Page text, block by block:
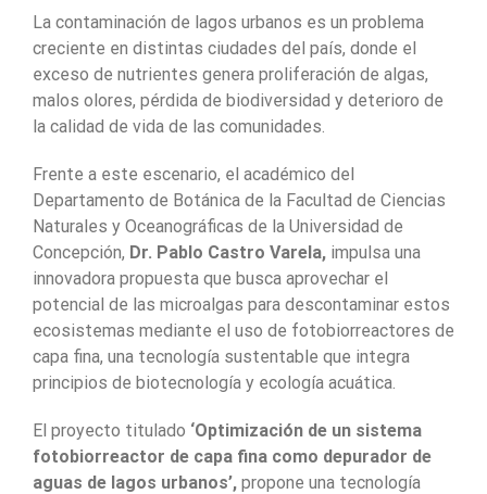
La contaminación de lagos urbanos es un problema
creciente en distintas ciudades del país, donde el
exceso de nutrientes genera proliferación de algas,
malos olores, pérdida de biodiversidad y deterioro de
la calidad de vida de las comunidades.
Frente a este escenario, el académico del
Departamento de Botánica de la Facultad de Ciencias
Naturales y Oceanográficas de la Universidad de
Concepción, Dr. Pablo Castro Varela, impulsa una
innovadora propuesta que busca aprovechar el
potencial de las microalgas para descontaminar estos
ecosistemas mediante el uso de fotobiorreactores de
capa fina, una tecnología sustentable que integra
principios de biotecnología y ecología acuática.
El proyecto titulado ‘Optimización de un sistema
fotobiorreactor de capa fina como depurador de
aguas de lagos urbanos’, propone una tecnología